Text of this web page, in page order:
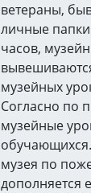
ветераны,
личные
часов,
музейных
Согласно по
музейные
музея по
дополняется